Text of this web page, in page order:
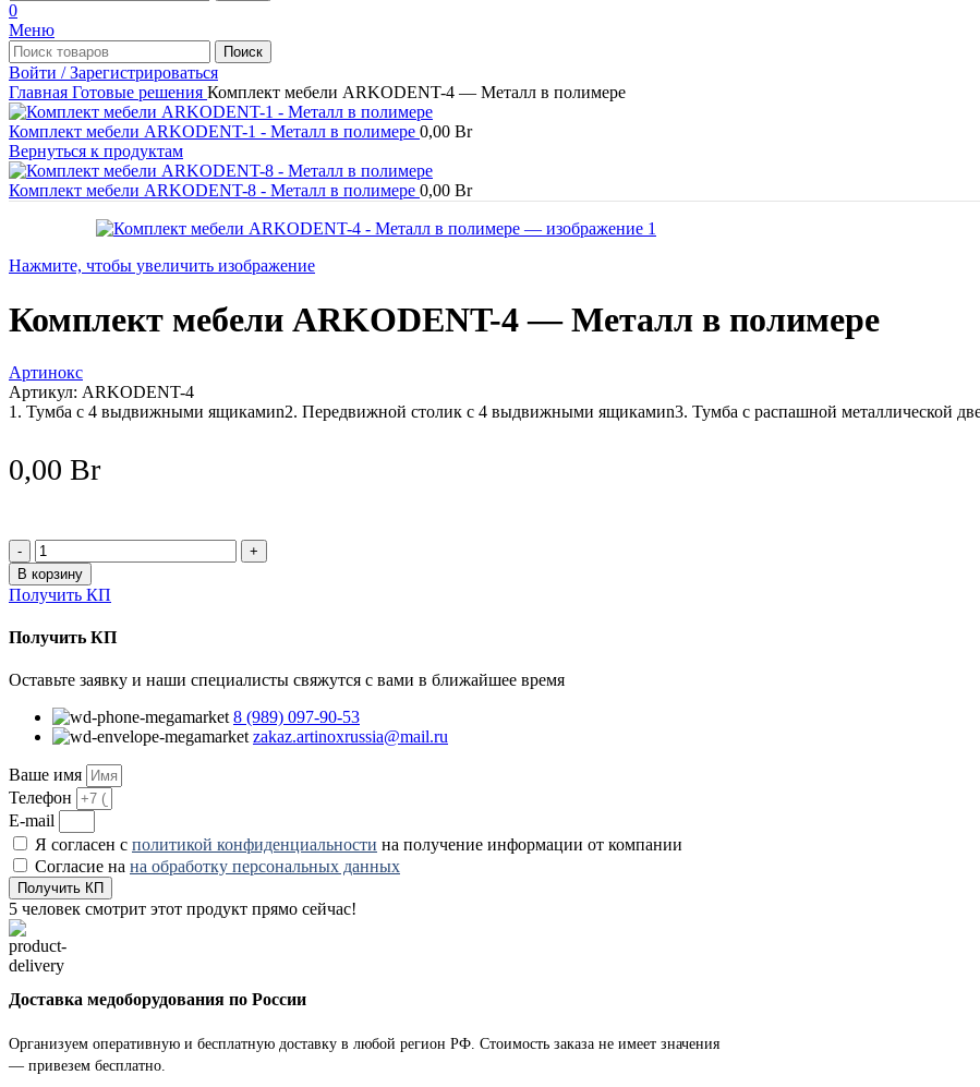
0
Меню
Поиск
Войти / Зарегистрироваться
Главная Готовые решения Комплект мебели ARKODENT-4 — Металл в полимере
Комплект мебели ARKODENT-1 - Металл в полимере 0,00 Br
Вернуться к продуктам
Комплект мебели ARKODENT-8 - Металл в полимере 0,00 Br
Нажмите, чтобы увеличить изображение
Комплект мебели ARKODENT-4 — Металл в полимере
Артинокс
Артикул: ARKODENT-4
1. Тумба с 4 выдвижными ящикамиn2. Передвижной столик с 4 выдвижными ящикамиn3. Тумба с распашной металлической
0,00 Br
Количество
товара
Комплект
мебели
4
Металл
полимере
В корзину
Получить КП
Получить КП
Оставьте заявку и наши специалисты свяжутся с вами в ближайшее время
8 (989) 097-90-53
zakaz.artinoxrussia@mail.ru
Ваше имя
Телефон
E-mail
Я согласен с политикой конфиденциальности на получение информации от компании
Согласие на на обработку персональных данных
Получить КП
5 человек смотрит этот продукт прямо сейчас!
Доставка медоборудования по России
Организуем оперативную и бесплатную доставку в любой регион РФ. Стоимость заказа не имеет значения
— привезем бесплатно.